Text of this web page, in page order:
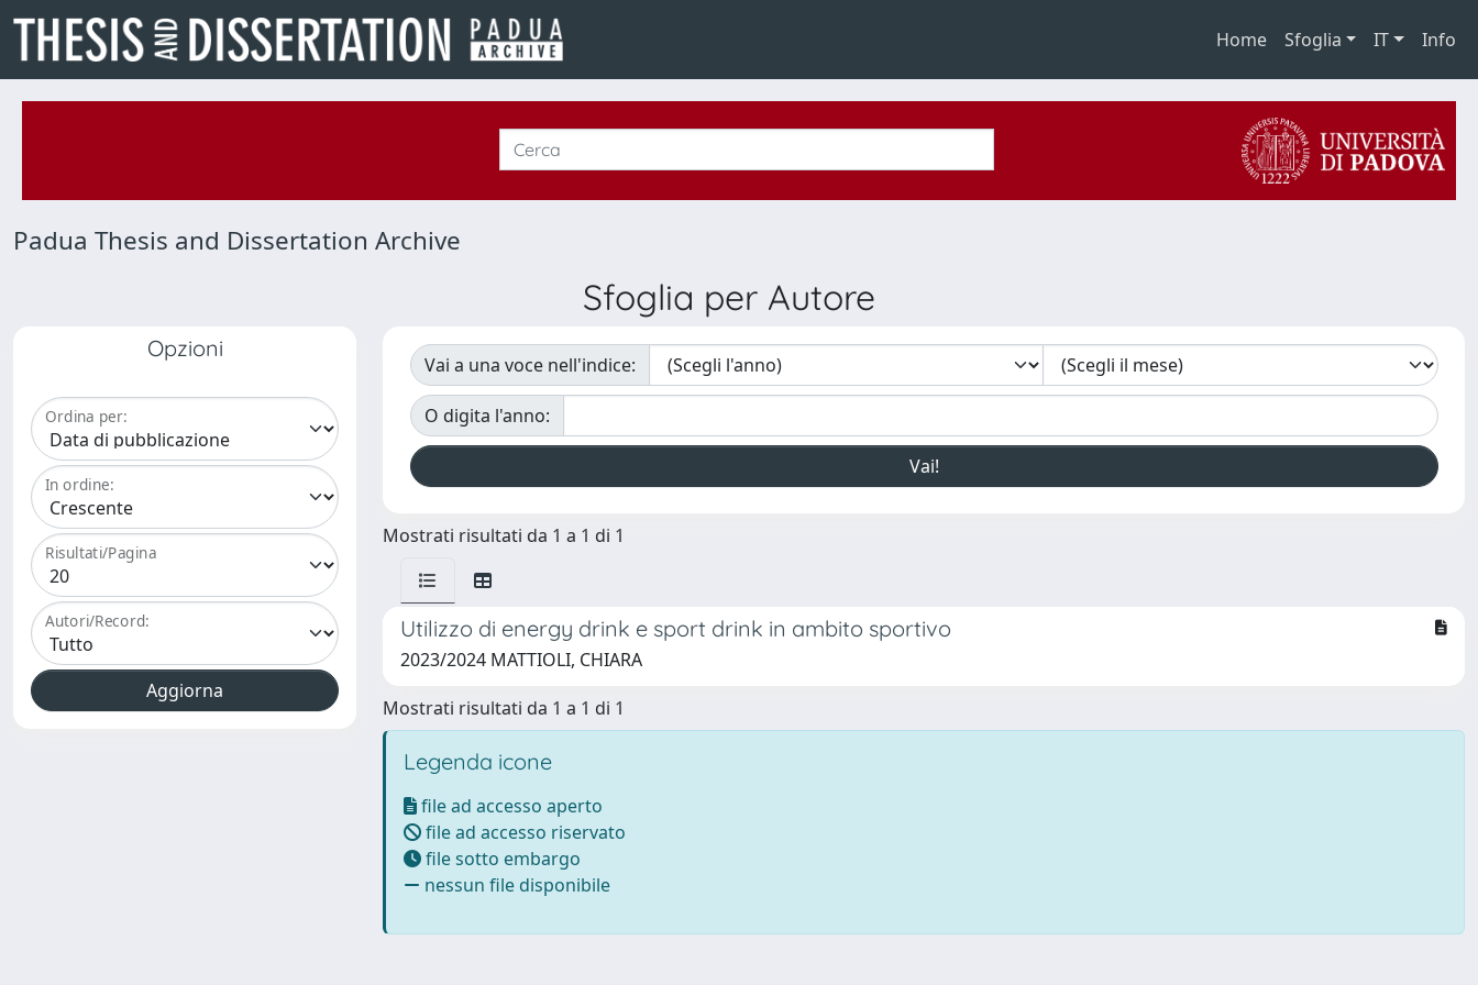
Home Sfoglia IT Info
Padua Thesis and Dissertation Archive
Sfoglia per Autore
Opzioni
Ordina per:
In ordine:
Risultati/Pagina
Autori/Record:
Vai a una voce nell'indice:
O digita l'anno:
Mostrati risultati da 1 a 1 di 1
Utilizzo di energy drink e sport drink in ambito sportivo
2023/2024 MATTIOLI, CHIARA
Mostrati risultati da 1 a 1 di 1
Legenda icone
file ad accesso aperto
file ad accesso riservato
file sotto embargo
nessun file disponibile